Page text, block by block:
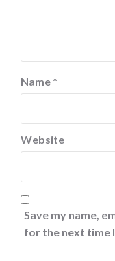
Name *
Website
Save my name,
for the next time